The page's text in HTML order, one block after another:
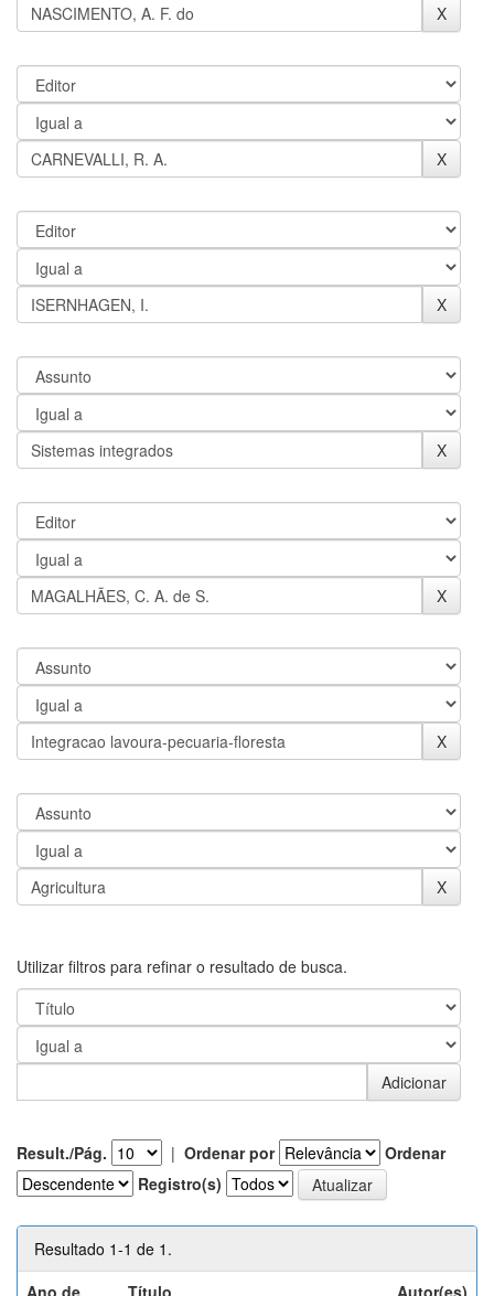
Utilizar filtros para refinar o resultado de busca.
Result./Pág. | Ordenar por
Ordenar
Registro(s)
Resultado 1-1 de 1.
Ano de
Título Autor(es)